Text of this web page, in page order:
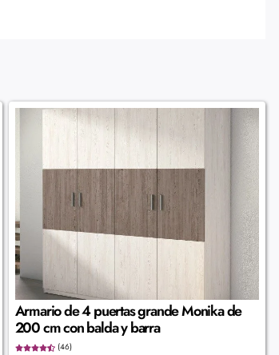
Armario de 4 puertas grande Monika de
200 cm con balda y barra
(46)